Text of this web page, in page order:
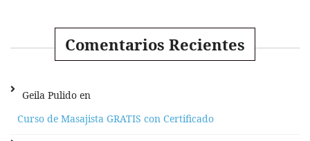
Comentarios Recientes
Geila Pulido en
Curso de Masajista GRATIS con Certificado